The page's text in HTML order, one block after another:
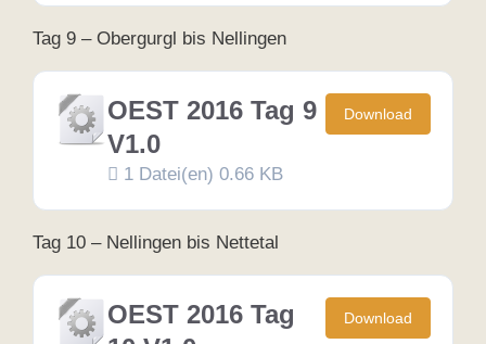
Tag 9 – Obergurgl bis Nellingen
OEST 2016 Tag 9
V1.0
1 Datei(en) 0.66 KB
Download
Tag 10 – Nellingen bis Nettetal
OEST 2016 Tag
Download